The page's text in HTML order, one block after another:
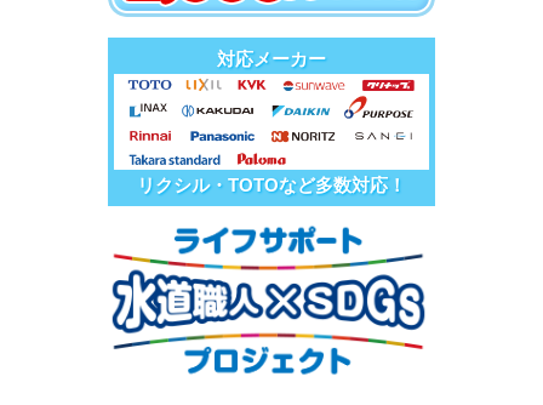
対応メーカー
リクシル・TOTOなど多数対応！